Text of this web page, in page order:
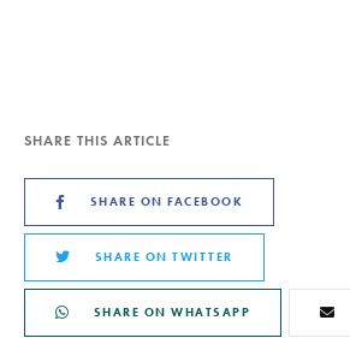
SHARE THIS ARTICLE
SHARE ON FACEBOOK
SHARE ON TWITTER
SHARE ON WHATSAPP